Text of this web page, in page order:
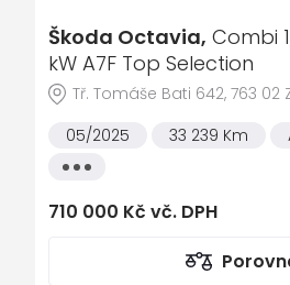
kontrola tlaku v pneu
Isofix
loketní opěrka zadní
Maxi Dot
dělená zadní sedadla
Škoda Octavia, Combi
kW A7F Top Selection
Tř. Tomáše Bati 642, 763 02
05/2025
33 239 Km
Všechny
710 000 Kč vč. DPH